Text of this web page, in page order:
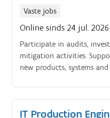
Vaste jobs
Online sinds 24 jul. 2026
Participate in audits,
mitigation activities.
new products, systems
IT Production